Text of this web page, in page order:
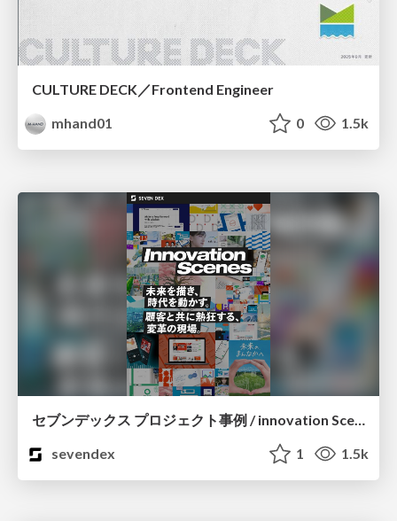
CULTURE DECK／Frontend Engineer
mhand01
0 1.5k
sevendex
1 1.5k